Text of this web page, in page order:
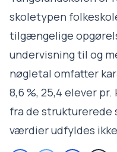
skoletypen
tilgængelige
undervisning til og
nøgletal omfatter
8,6 %, 25,4 elever
fra de strukturerede
værdier udfyldes